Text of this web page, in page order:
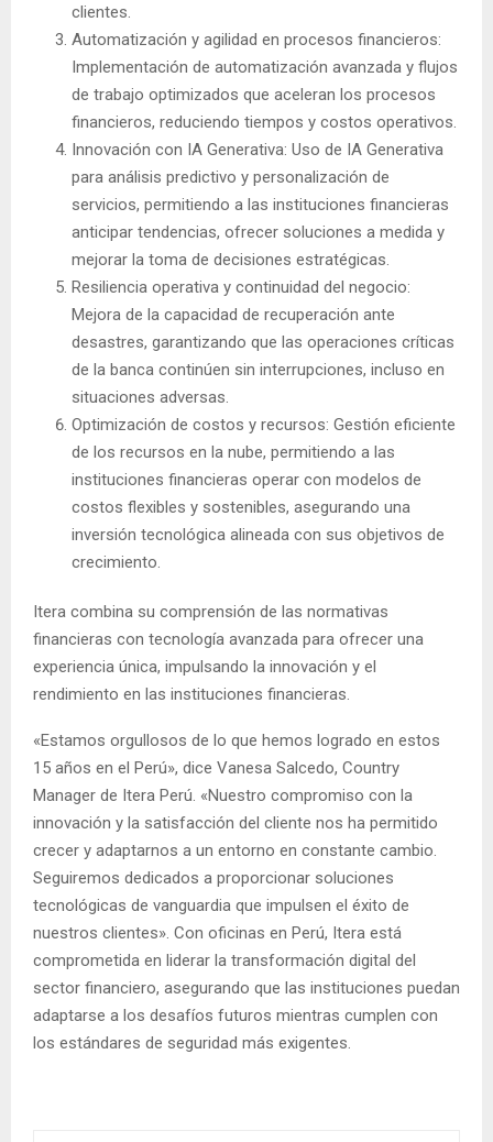
clientes.
Automatización y agilidad en procesos financieros:
Implementación de automatización avanzada y flujos
de trabajo optimizados que aceleran los procesos
financieros, reduciendo tiempos y costos operativos.
Innovación con IA Generativa: Uso de IA Generativa
para análisis predictivo y personalización de
servicios, permitiendo a las instituciones financieras
anticipar tendencias, ofrecer soluciones a medida y
mejorar la toma de decisiones estratégicas.
Resiliencia operativa y continuidad del negocio:
Mejora de la capacidad de recuperación ante
desastres, garantizando que las operaciones críticas
de la banca continúen sin interrupciones, incluso en
situaciones adversas.
Optimización de costos y recursos: Gestión eficiente
de los recursos en la nube, permitiendo a las
instituciones financieras operar con modelos de
costos flexibles y sostenibles, asegurando una
inversión tecnológica alineada con sus objetivos de
crecimiento.
Itera combina su comprensión de las normativas
financieras con tecnología avanzada para ofrecer una
experiencia única, impulsando la innovación y el
rendimiento en las instituciones financieras.
«Estamos orgullosos de lo que hemos logrado en estos
15 años en el Perú», dice Vanesa Salcedo, Country
Manager de Itera Perú. «Nuestro compromiso con la
innovación y la satisfacción del cliente nos ha permitido
crecer y adaptarnos a un entorno en constante cambio.
Seguiremos dedicados a proporcionar soluciones
tecnológicas de vanguardia que impulsen el éxito de
nuestros clientes». Con oficinas en Perú, Itera está
comprometida en liderar la transformación digital del
sector financiero, asegurando que las instituciones puedan
adaptarse a los desafíos futuros mientras cumplen con
los estándares de seguridad más exigentes.